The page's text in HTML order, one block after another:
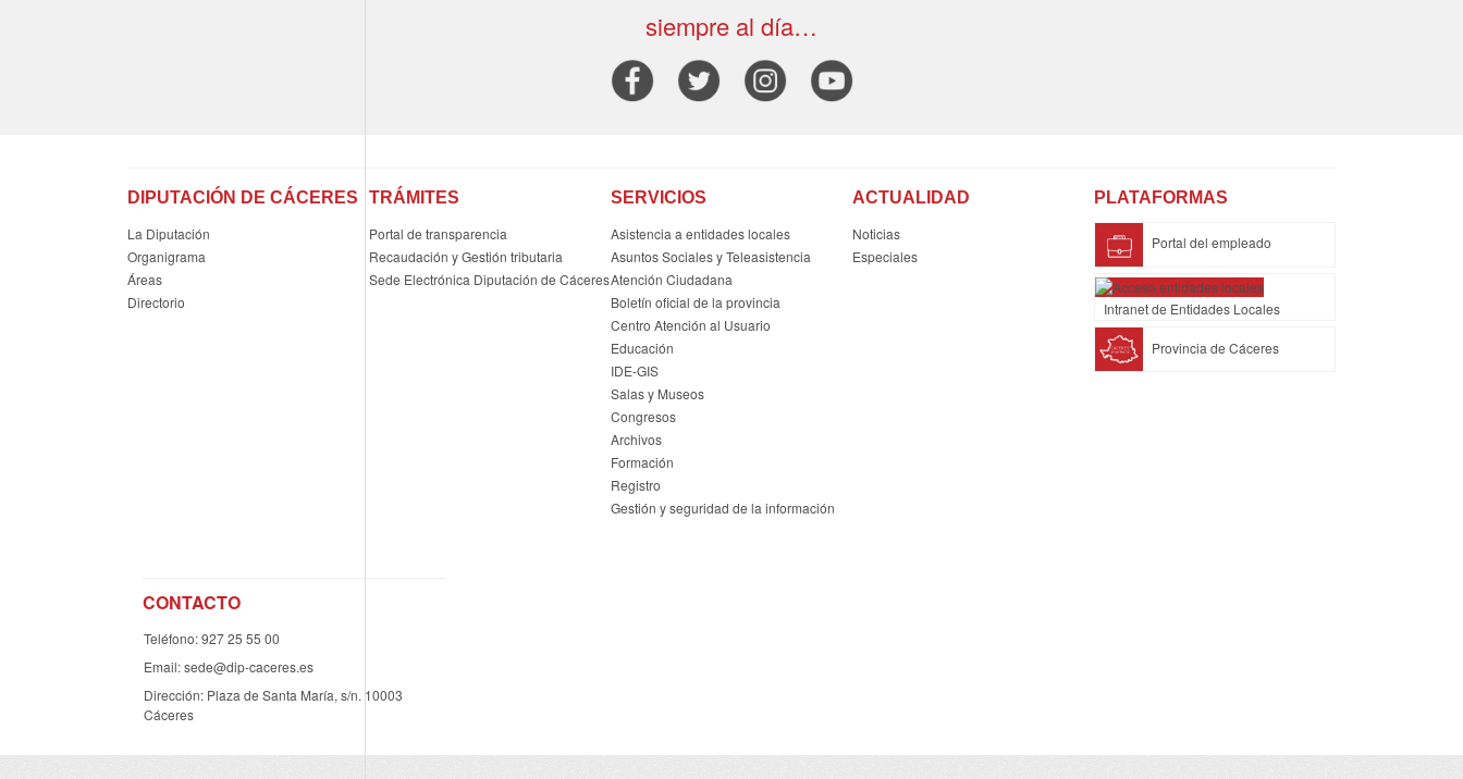
siempre al día…
DIPUTACIÓN DE CÁCERES
La Diputación
Organigrama
Áreas
Directorio
TRÁMITES
Portal de transparencia
Recaudación y Gestión tributaria
Sede Electrónica Diputación de Cáceres
SERVICIOS
Asistencia a entidades locales
Asuntos Sociales y Teleasistencia
Atención Ciudadana
Boletín oficial de la provincia
Centro Atención al Usuario
Educación
IDE-GIS
Salas y Museos
Congresos
Archivos
Formación
Registro
Gestión y seguridad de la información
ACTUALIDAD
Noticias
Especiales
PLATAFORMAS
Portal del empleado
Intranet de Entidades Locales
Provincia de Cáceres
CONTACTO
Teléfono: 927 25 55 00
Email: sede@dip-caceres.es
Dirección: Plaza de Santa María, s/n. 10003
Cáceres